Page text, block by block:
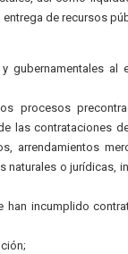
de recursos
gubernamentales al
procesos
las contrataciones
arrendamientos
naturales o jurídicas,
han incumplido